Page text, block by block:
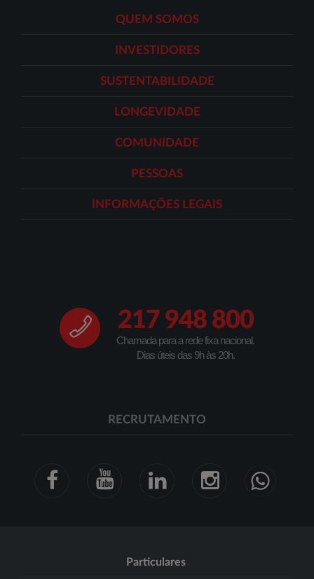
QUEM SOMOS
INVESTIDORES
SUSTENTABILIDADE
LONGEVIDADE
COMUNIDADE
PESSOAS
INFORMAÇÕES LEGAIS
217 948 800
Chamada para a rede fixa nacional.
Dias úteis das 9h às 20h.
RECRUTAMENTO
Particulares